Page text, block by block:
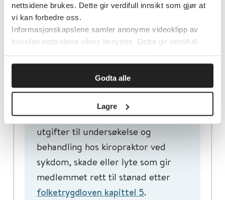
nettsidene brukes. Dette gir verdifull innsikt som gjør at
vi kan forbedre oss.
Informasjonskapslene samler anonyme videoklipp av
hvordan nettsidene våres benyttes. Dette gir verdifull
innsikt som gjør at vi kan forbedre oss.
Godta alle
Lagre
Lovtekst
§ 1.
Det ytes stønad til dekning av
utgifter til undersøkelse og
behandling hos kiropraktor ved
sykdom, skade eller lyte som gir
medlemmet rett til stønad etter
folketrygdloven kapittel 5.